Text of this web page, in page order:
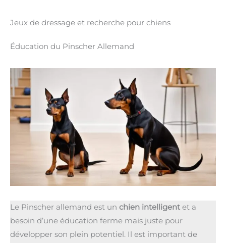
Jeux de dressage et recherche pour chiens
Éducation du Pinscher Allemand
Le Pinscher allemand est un chien intelligent et a
besoin d’une éducation ferme mais juste pour
développer son plein potentiel. Il est important de